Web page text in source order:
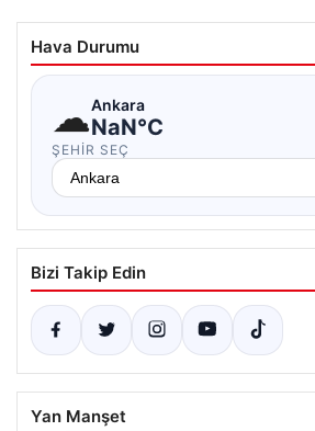
Hava Durumu
☁Ankara
NaN°C
ŞEHIR SEÇ
Bizi Takip Edin
Yan Manşet